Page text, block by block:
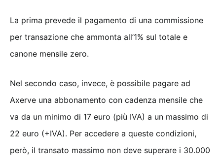
La prima prevede il pagamento di una commissione
per transazione che ammonta all’1% sul totale e
canone mensile zero.
Nel secondo caso, invece, è possibile pagare ad
Axerve una abbonamento con cadenza mensile che
va da un minimo di 17 euro (più IVA) a un massimo di
22 euro (+IVA). Per accedere a queste condizioni,
però, il transato massimo non deve superare i 30.000